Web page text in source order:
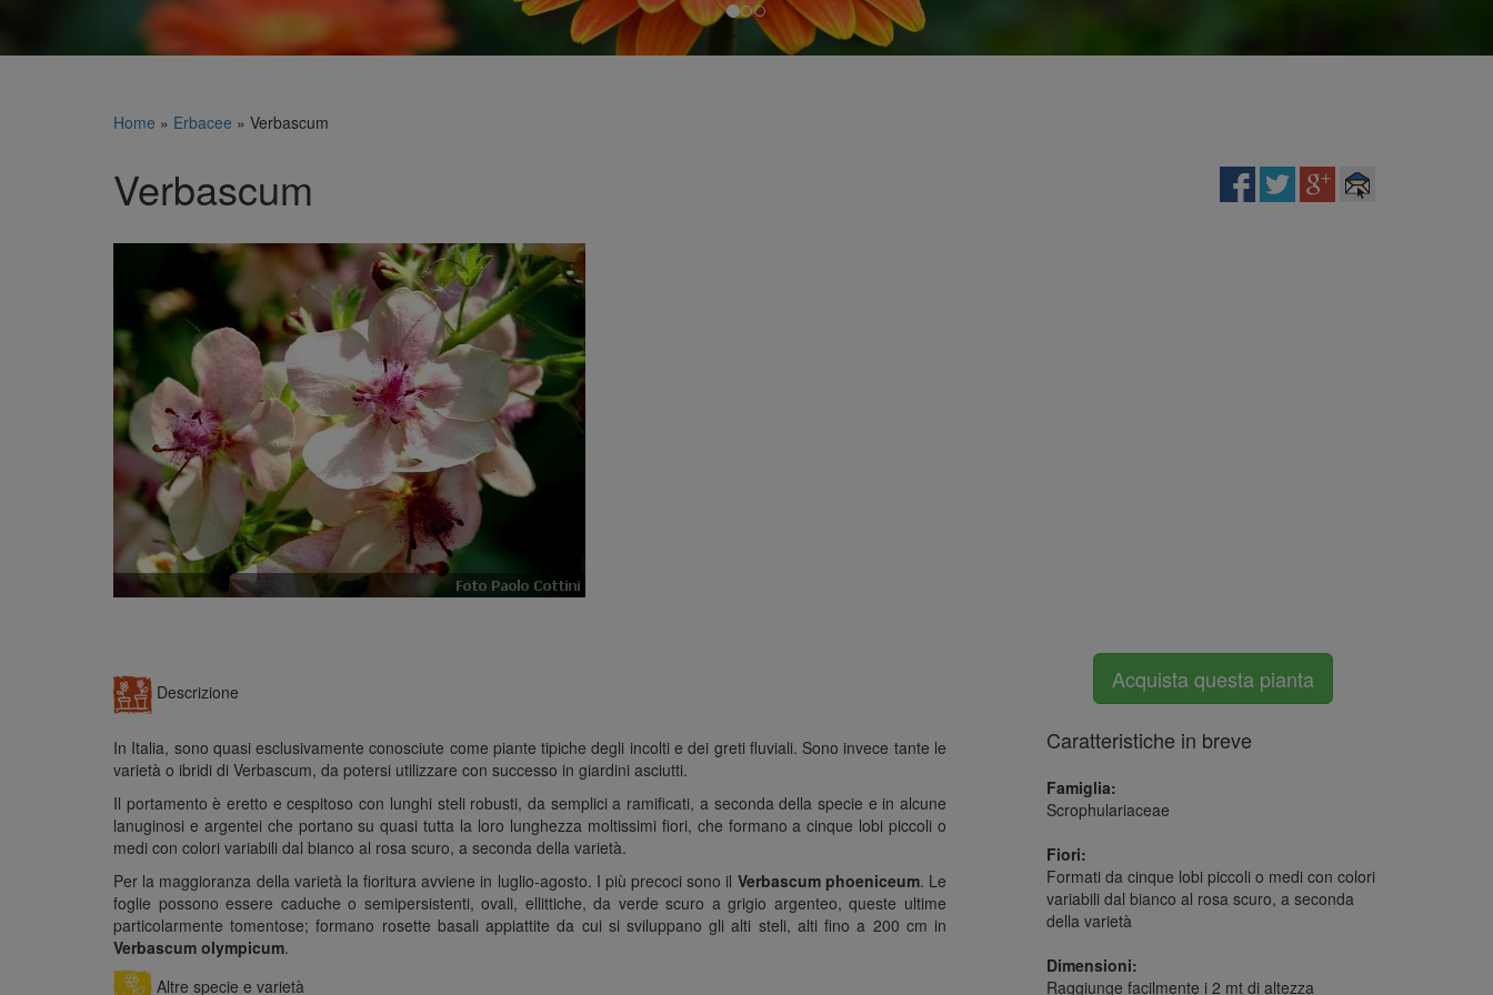
Home » Erbacee » Verbascum
Verbascum
Descrizione
In Italia, sono quasi esclusivamente conosciute come piante tipiche degli incolti e dei greti fluviali. Sono invece tante le
varietà o ibridi di Verbascum, da potersi utilizzare con successo in giardini asciutti.
Il portamento è eretto e cespitoso con lunghi steli robusti, da semplici a ramificati, a seconda della specie e in alcune
lanuginosi e argentei che portano su quasi tutta la loro lunghezza moltissimi fiori, che formano a cinque lobi piccoli o
medi con colori variabili dal bianco al rosa scuro, a seconda della varietà.
Per la maggioranza della varietà la fioritura avviene in luglio-agosto. I più precoci sono il Verbascum phoeniceum. Le
foglie possono essere caduche o semipersistenti, ovali, ellittiche, da verde scuro a grigio argenteo, queste ultime
particolarmente tomentose; formano rosette basali appiattite da cui si sviluppano gli alti steli, alti fino a 200 cm in
Verbascum olympicum.
Altre specie e varietà
Acquista questa pianta
Caratteristiche in breve
Famiglia:
Scrophulariaceae
Fiori:
Formati da cinque lobi piccoli o medi con colori
variabili dal bianco al rosa scuro, a seconda
della varietà
Dimensioni:
Raggiunge facilmente i 2 mt di altezza